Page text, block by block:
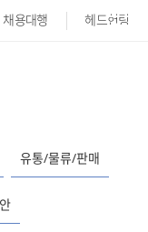
채용대행 헤드헌팅
유통/물류/판매